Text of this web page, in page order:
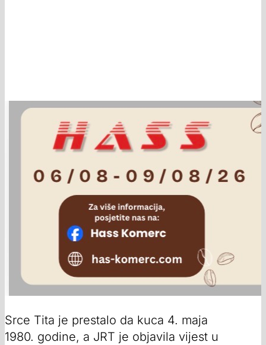
Srce Tita je prestalo da kuca 4. maja
1980. godine, a JRT je objavila vijest u